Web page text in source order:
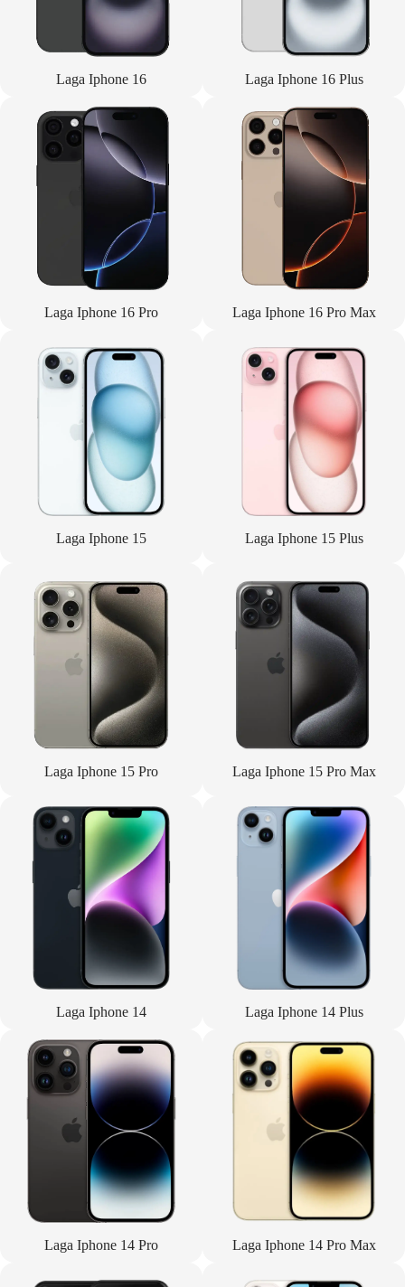
Laga Iphone 16 Laga Iphone 16 Plus
Laga Iphone 16 Pro Laga Iphone 16 Pro Max
Laga Iphone 15 Laga Iphone 15 Plus
Laga Iphone 15 Pro Laga Iphone 15 Pro Max
Laga Iphone 14 Laga Iphone 14 Plus
Laga Iphone 14 Pro Laga Iphone 14 Pro Max